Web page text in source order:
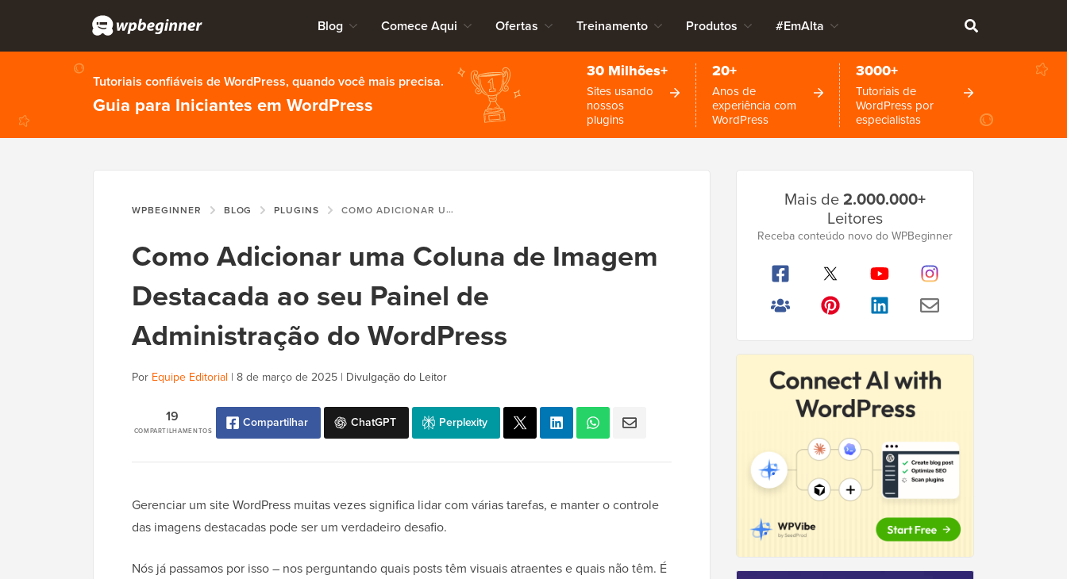
Blog Comece Aqui Ofertas Treinamento Produtos #EmAlta
Tutoriais confiáveis de WordPress, quando você mais precisa.
Guia para Iniciantes em WordPress
30 Milhões+
Sites usando
nossos
plugins
20+
Anos de
experiência com
WordPress
3000+
Tutoriais de
WordPress por
especialistas
WPBEGINNER BLOG PLUGINS COMO ADICIONAR UMA COLUNA DE IMAGEM DESTACADA AO SEU PAINEL DE ADMINISTRAÇÃO DO WORDPRESS
Como Adicionar uma Coluna de Imagem
Destacada ao seu Painel de
Administração do WordPress
Por Equipe Editorial | 8 de março de 2025 | Divulgação do Leitor
COMPARTILHAMENTOS
19 Compartilhar ChatGPT Perplexity
Gerenciar um site WordPress muitas vezes significa lidar com várias tarefas, e manter o controle
das imagens destacadas pode ser um verdadeiro desafio.
Nós já passamos por isso – nos perguntando quais posts têm visuais atraentes e quais não têm. É
Lateral
Principal
Mais de2.000.000+
Leitores
Receba conteúdo novo do WPBeginner